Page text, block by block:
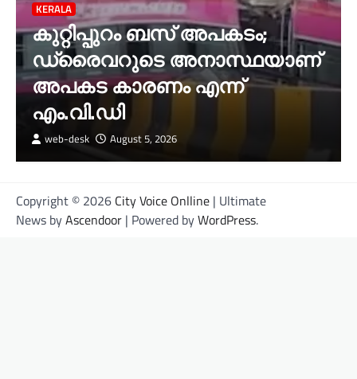
KERALA
കുറ്റിപ്പുറം ബസ് അപകടം;
ഡ്രൈവറുടെ അനാസ്ഥയാണ്‌
അപകട കാരണം എന്ന്
എം.വി.ഡി
web-desk August 5, 2026
Copyright © 2026 City Voice Onlline | Ultimate
News byAscendoor | Powered byWordPress.